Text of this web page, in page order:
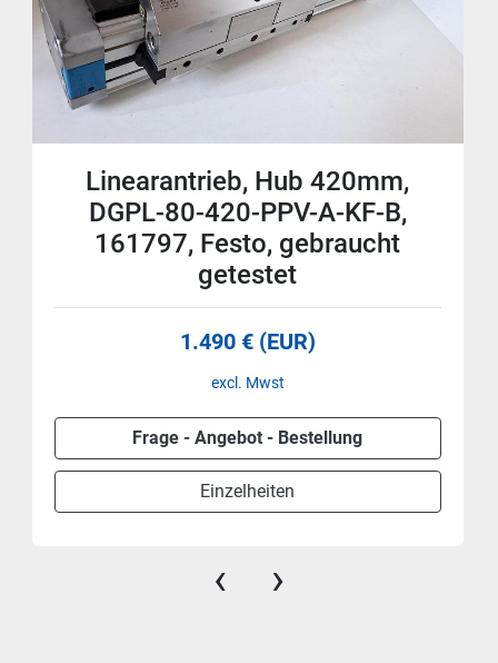
Linearantrieb, Hub 420mm,
DGPL-80-420-PPV-A-KF-B,
161797, Festo, gebraucht
getestet
1.490 € (EUR)
excl. Mwst
Frage - Angebot - Bestellung
Einzelheiten
‹ ›